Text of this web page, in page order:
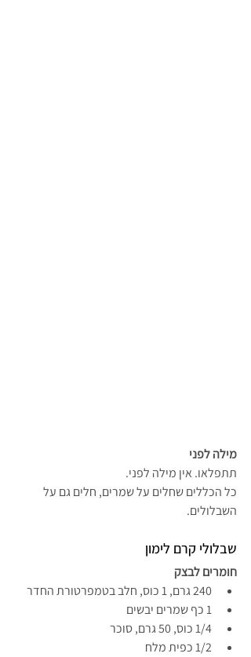
מילה לפני
תתפלאו. אין מילה לפני.
כל הכללים שחלים על שמרים, חלים גם על
השבלולים.
שבלולי קרם לימון
חומרים לבצק
240 גרם, 1 כוס, חלב בטמפרטורת החדר
1 כף שמרים יבשים
1/4 כוס, 50 גרם, סוכר
1/2 כפית מלח